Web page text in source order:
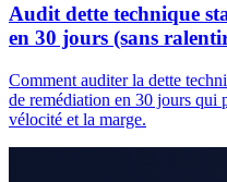
Audit dette technique
en 30 jours (sans
Comment auditer la dette
de remédiation en 30 jours qui
vélocité et la marge.